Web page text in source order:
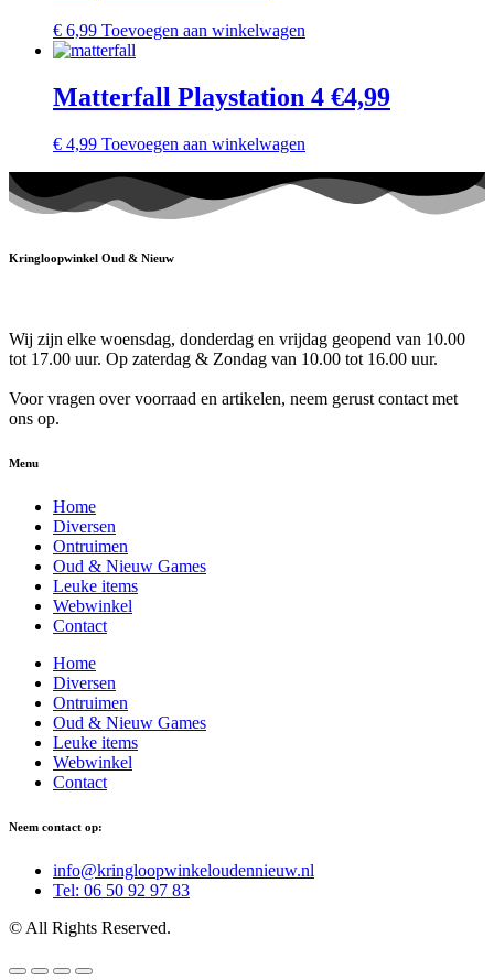
€ 6,99 Toevoegen aan winkelwagen
Matterfall Playstation 4 €4,99
€ 4,99 Toevoegen aan winkelwagen
Kringloopwinkel Oud & Nieuw
Wij zijn elke woensdag, donderdag en vrijdag geopend van 10.00
tot 17.00 uur. Op zaterdag & Zondag van 10.00 tot 16.00 uur.
Voor vragen over voorraad en artikelen, neem gerust contact met
ons op.
Menu
Home
Diversen
Ontruimen
Oud & Nieuw Games
Leuke items
Webwinkel
Contact
Home
Diversen
Ontruimen
Oud & Nieuw Games
Leuke items
Webwinkel
Contact
Neem contact op:
info@kringloopwinkeloudennieuw.nl
Tel: 06 50 92 97 83
© All Rights Reserved.